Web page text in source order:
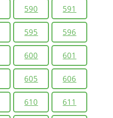
590 591
595 596
600 601
605 606
610 611